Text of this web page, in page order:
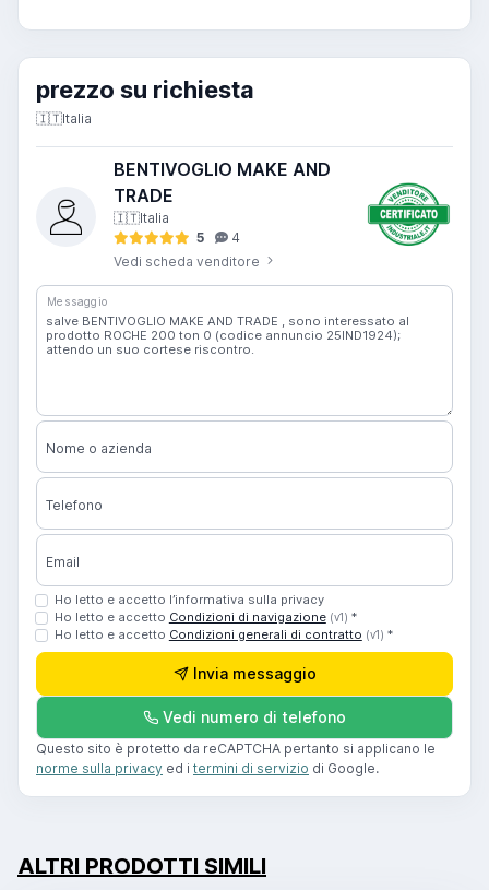
prezzo su richiesta
🇮🇹Italia
BENTIVOGLIO MAKE AND
TRADE
🇮🇹Italia
5
4
Vedi scheda venditore
Messaggio
Nome o azienda
Telefono
Email
Ho letto e accetto l’informativa sulla privacy
Ho letto e accetto Condizioni di navigazione (v1) *
Ho letto e accetto Condizioni generali di contratto (v1) *
Invia messaggio
Vedi numero di telefono
Questo sito è protetto da reCAPTCHA pertanto si applicano le
norme sulla privacy ed i termini di servizio di Google.
ALTRI PRODOTTI SIMILI